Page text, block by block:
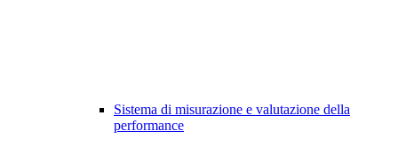
Sistema di misurazione e valutazione della
performance